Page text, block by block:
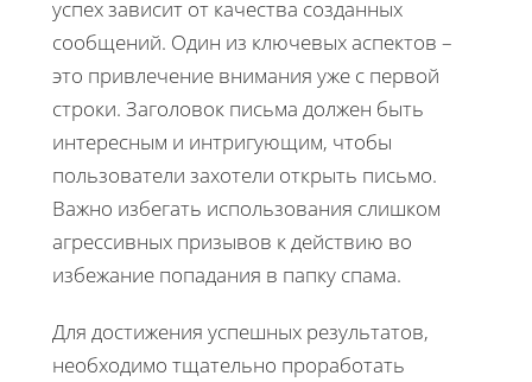
успех зависит от качества созданных
сообщений. Один из ключевых аспектов –
это привлечение внимания уже с первой
строки. Заголовок письма должен быть
интересным и интригующим, чтобы
пользователи захотели открыть письмо.
Важно избегать использования слишком
агрессивных призывов к действию во
избежание попадания в папку спама.
Для достижения успешных результатов,
необходимо тщательно проработать